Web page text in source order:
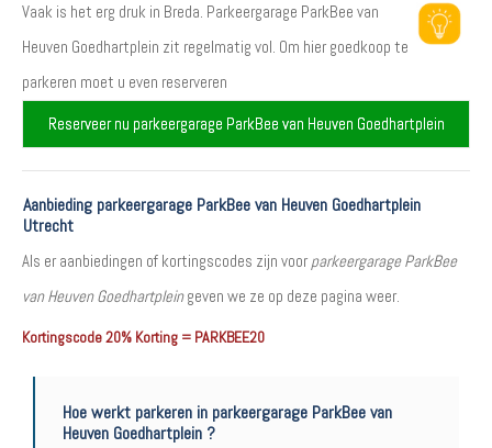
Vaak is het erg druk in Breda. Parkeergarage ParkBee van
Heuven Goedhartplein zit regelmatig vol. Om hier goedkoop te
parkeren moet u even reserveren
Reserveer nu parkeergarage ParkBee van Heuven Goedhartplein
Aanbieding parkeergarage ParkBee van Heuven Goedhartplein
Utrecht
Als er aanbiedingen of kortingscodes zijn voor parkeergarage ParkBee
van Heuven Goedhartpleingeven we ze op deze pagina weer.
Kortingscode 20% Korting = PARKBEE20
Hoe werkt parkeren in parkeergarage ParkBee van
Heuven Goedhartplein ?